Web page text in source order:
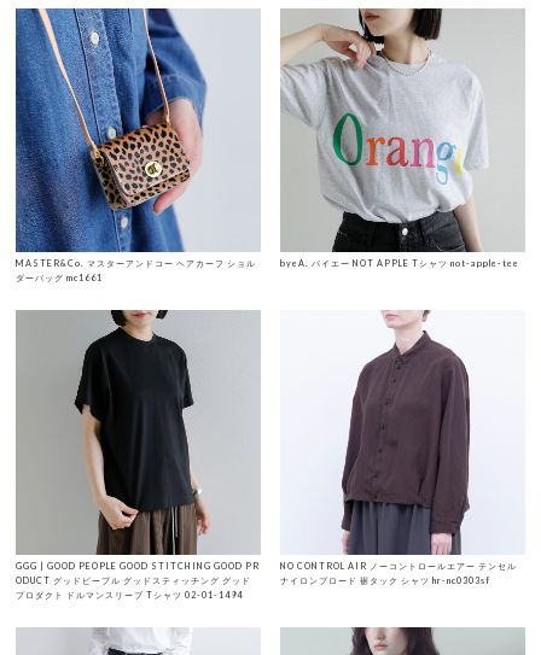
MASTER&Co. マスターアンドコー ヘアカーフ ショル
ダーバッグ mc1661
byeA. バイエー NOT APPLE Tシャツ not-apple-tee
GGG | GOOD PEOPLE GOOD STITCHING GOOD PR
ODUCT グッドピープル グッドスティッチング グッド
プロダクト ドルマンスリーブ Tシャツ 02-01-1494
NO CONTROL AIR ノーコントロールエアー テンセル
ナイロンブロード 裾タック シャツ hr-nc0303sf